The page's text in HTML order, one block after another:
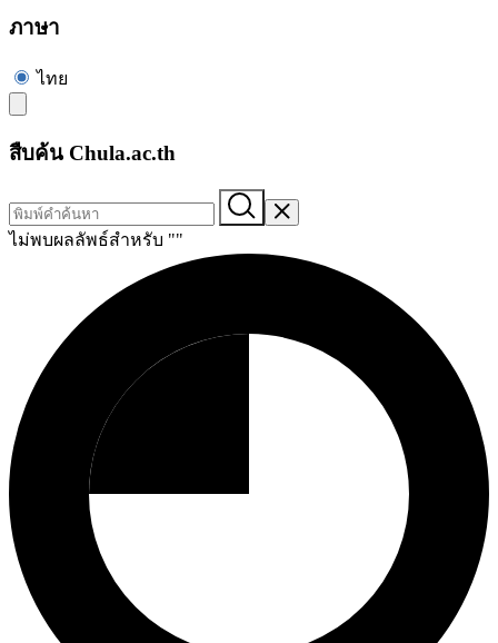
ภาษา
ไทย
สืบค้น Chula.ac.th
ไม่พบผลลัพธ์สำหรับ ""